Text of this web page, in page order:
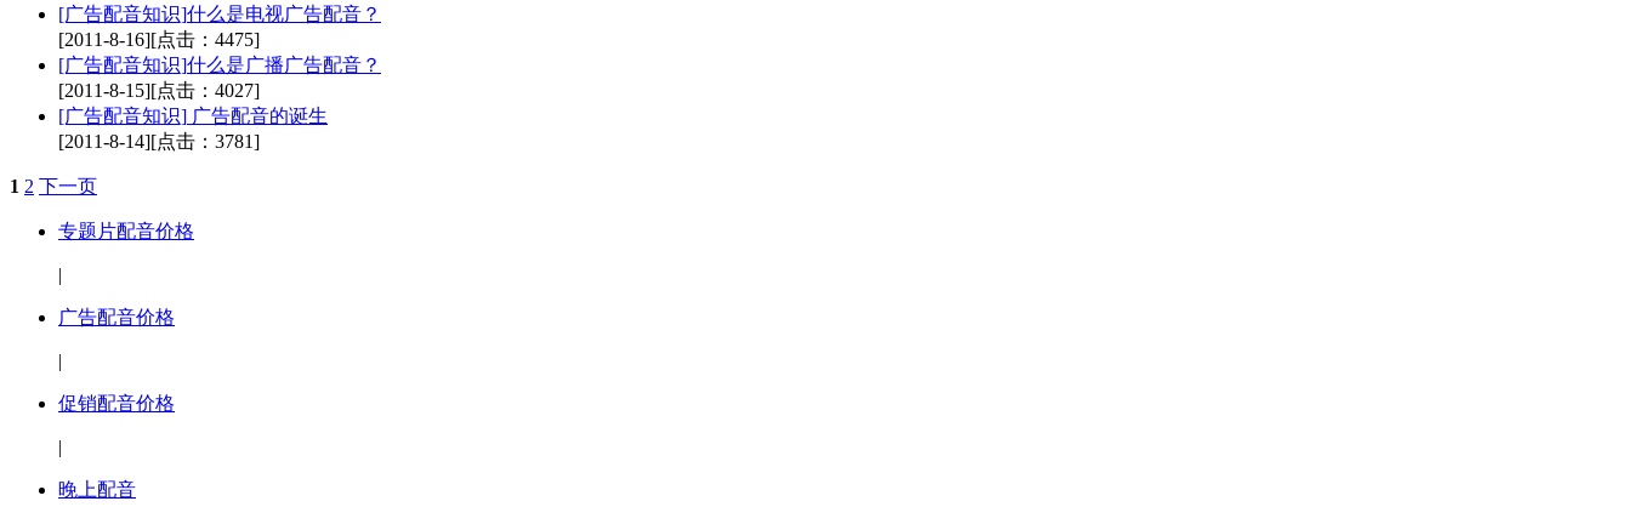
[广告配音知识]什么是电视广告配音？
[2011-8-16][点击：4475]
[广告配音知识]什么是广播广告配音？
[2011-8-15][点击：4027]
[广告配音知识] 广告配音的诞生
[2011-8-14][点击：3781]
1 2 下一页
专题片配音价格
|
广告配音价格
|
促销配音价格
|
晚上配音